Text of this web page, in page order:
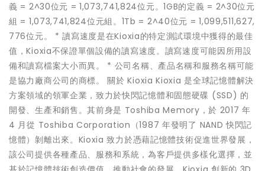
義 = 2^30位元 = 1,073,741,824位元。1GB的定義 = 2^30位元
組 = 1,073,741,824位元組。1Tb = 2^40位元 = 1,099,511,627,
776位元。 * 讀寫速度是在Kioxia的特定測試環境中獲得的最佳
值，Kioxia不保證單個設備的讀寫速度。讀寫速度可能因所用設
備和讀寫檔案大小而異。 * 公司名稱、產品名稱和服務名稱可能
是協力廠商公司的商標。 關於 Kioxia Kioxia 是全球記憶體解決
方案領域的領軍企業，致力於快閃記憶體和固態硬碟 (SSD) 的
開發、生產和銷售。其前身是 Toshiba Memory，於 2017 年
4 月從 Toshiba Corporation（1987 年發明了 NAND 快閃記
憶體）剝離出來。Kioxia 致力於憑藉記憶體技術促進世界發展，
該公司提供各種產品、服務和系統，為客戶提供多樣化選擇，並